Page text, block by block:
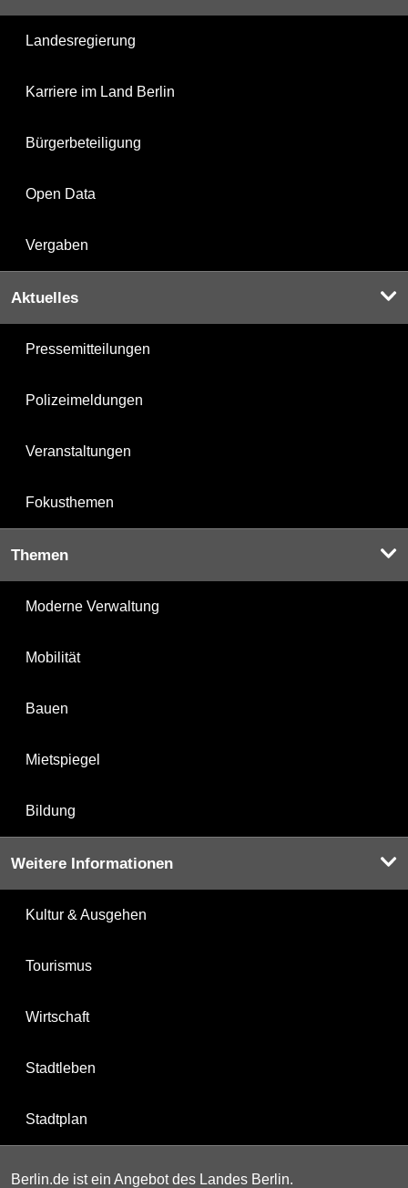
Landesregierung
Karriere im Land Berlin
Bürgerbeteiligung
Open Data
Vergaben
Aktuelles
Pressemitteilungen
Polizeimeldungen
Veranstaltungen
Fokusthemen
Themen
Moderne Verwaltung
Mobilität
Bauen
Mietspiegel
Bildung
Weitere Informationen
Kultur & Ausgehen
Tourismus
Wirtschaft
Stadtleben
Stadtplan
Berlin.de ist ein Angebot des Landes Berlin.